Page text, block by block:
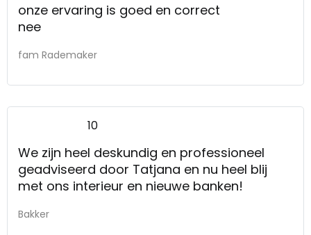
onze ervaring is goed en correct
nee
fam Rademaker
10
We zijn heel deskundig en professioneel
geadviseerd door Tatjana en nu heel blij
met ons interieur en nieuwe banken!
Bakker